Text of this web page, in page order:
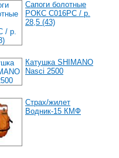
Сапоги болотные
РОКС С016РС / р.
28,5 (43)
Катушка SHIMANO
Nasci 2500
Страх/жилет
Водник-15 КМФ